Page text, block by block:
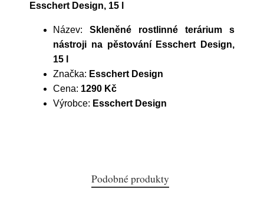
Esschert Design, 15 l
Název: Skleněné rostlinné terárium s
nástroji na pěstování Esschert Design,
15 l
Značka: Esschert Design
Cena: 1290 Kč
Výrobce: Esschert Design
Podobné produkty